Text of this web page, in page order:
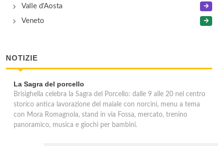
Valle d'Aosta
Veneto
NOTIZIE
La Sagra del porcello
Brisighella celebra la Sagra del Porcello: dalle 9 alle 20 nel centro
storico antica lavorazione del maiale con norcini, menu a tema
con Mora Romagnola, stand in via Fossa, mercato, trenino
panoramico, musica e giochi per bambini.